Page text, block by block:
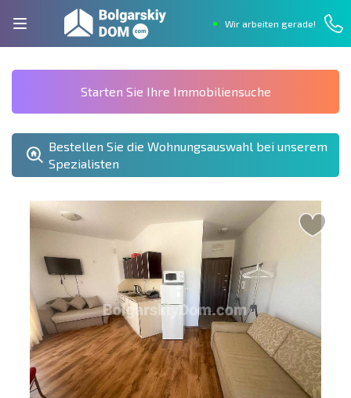
Wir arbeiten gerade!
Starten Sie Ihre Immobiliensuche
Bestellen Sie die Wohnungsauswahl bei unserem
Spezialisten